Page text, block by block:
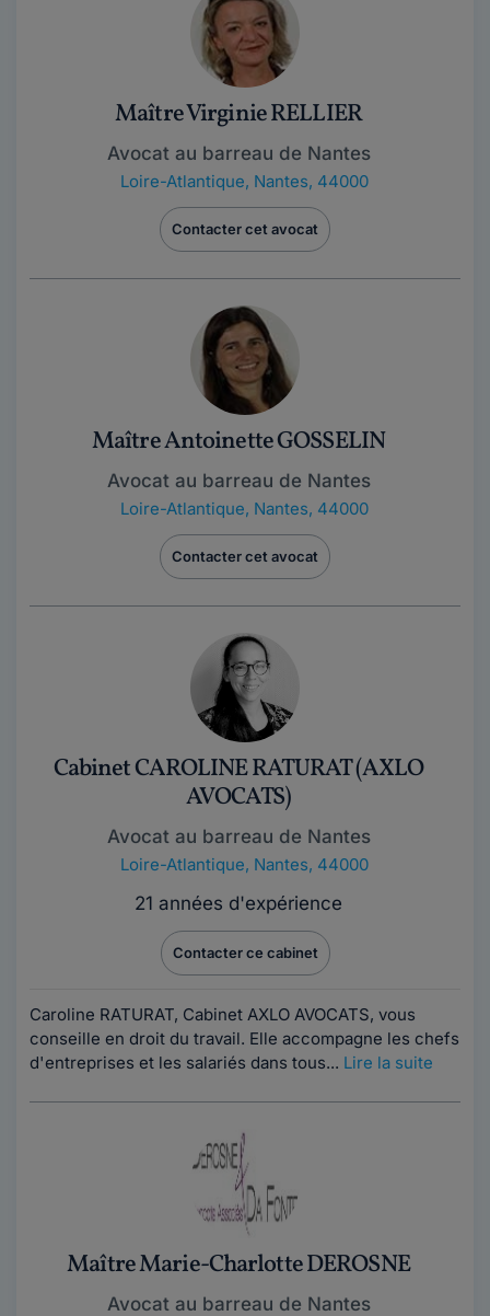
Maître Virginie RELLIER
Avocat au barreau de Nantes
Loire-Atlantique, Nantes, 44000
Contacter cet avocat
Maître Antoinette GOSSELIN
Avocat au barreau de Nantes
Loire-Atlantique, Nantes, 44000
Contacter cet avocat
Cabinet CAROLINE RATURAT (AXLO
AVOCATS)
Avocat au barreau de Nantes
Loire-Atlantique, Nantes, 44000
21 années d'expérience
Contacter ce cabinet
Caroline RATURAT, Cabinet AXLO AVOCATS, vous
conseille en droit du travail. Elle accompagne les chefs
d'entreprises et les salariés dans tous... Lire la suite
Maître Marie-Charlotte DEROSNE
Avocat au barreau de Nantes